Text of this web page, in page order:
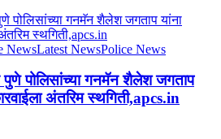
NewsLatest NewsPolice News
पोलिसांच्या गनमॅन शैलेश जगताप
अंतरिम स्थगिती,apcs.in